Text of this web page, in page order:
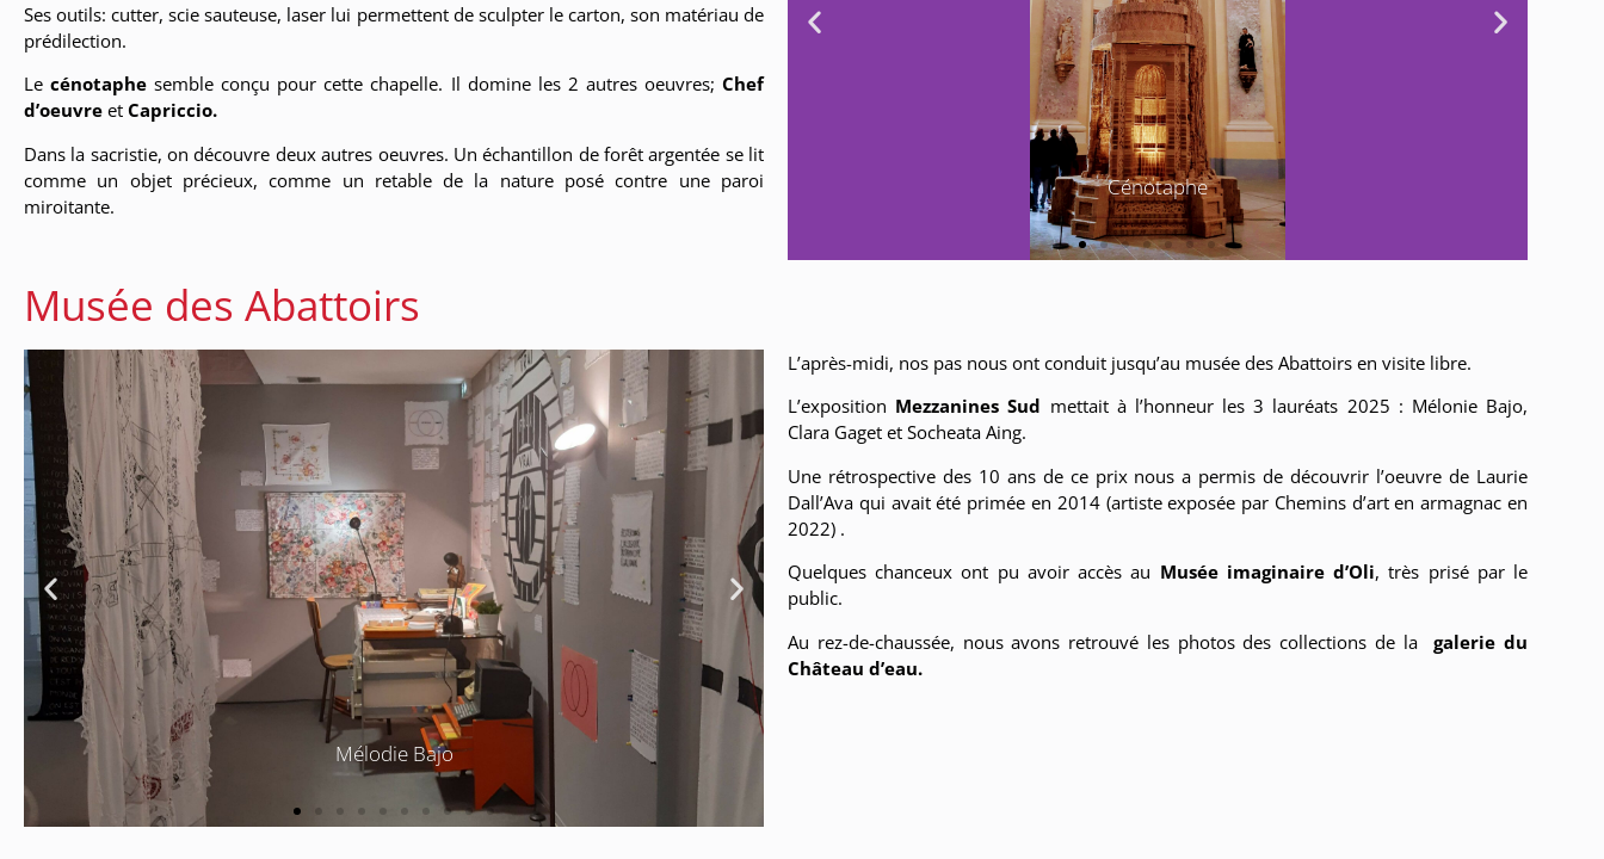
Ses outils: cutter, scie sauteuse, laser lui permettent de sculpter le carton, son matériau de
prédilection.
Lecénotaphe semble conçu pour cette chapelle. Il domine les 2 autres oeuvres;Chef
d’oeuvre et Capriccio.
Dans la sacristie, on découvre deux autres oeuvres. Un échantillon de forêt argentée se lit
comme un objet précieux, comme un retable de la nature posé contre une paroi
miroitante.
Capriccio Cénotaphe
Musée des Abattoirs
Mélodie Bajo
L’après-midi, nos pas nous ont conduit jusqu’au musée des Abattoirs en visite libre.
L’exposition Mezzanines Sud mettait à l’honneur les 3 lauréats 2025 : Mélonie Bajo,
Clara Gaget et Socheata Aing.
Une rétrospective des 10 ans de ce prix nous a permis de découvrir l’oeuvre de Laurie
Dall’Ava qui avait été primée en 2014 (artiste exposée par Chemins d’art en armagnac en
2022) .
Quelques chanceux ont pu avoir accès au Musée imaginaire d’Oli, très prisé par le
public.
Au rez-de-chaussée, nous avons retrouvé les photos des collections de lagalerie du
Château d’eau.